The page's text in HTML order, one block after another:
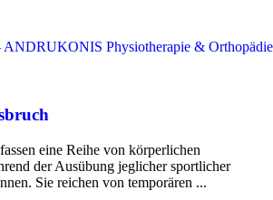
eine Reihe von körperlichen
der Ausübung jeglicher sportlicher
Sie reichen von temporären